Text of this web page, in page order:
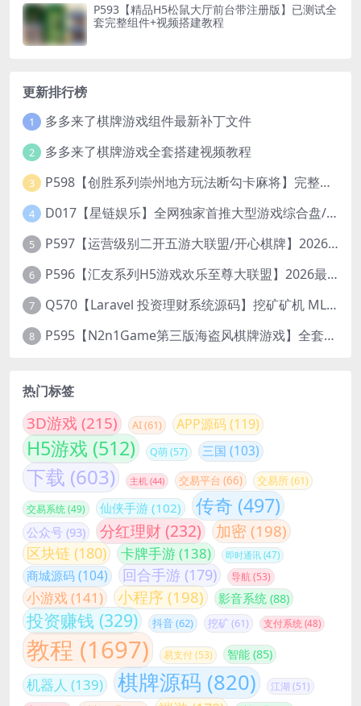
P593【精品H5松鼠大厅前台带注册版】已测试全
套完整组件+视频搭建教程
更新排行榜
1 多多来了棋牌游戏组件最新补丁文件
2 多多来了棋牌游戏全套搭建视频教程
3 P598【创胜系列崇州地方玩法断勾卡麻将】完整服务器组件+双端APP+授权机+通用视频教程
4 D017【星链娱乐】全网独家首推大型游戏综合盘/体育/PG/电竟/电玩大型综合体
5 P597【运营级别二开五游大联盟/开心棋牌】2026最新整理完整服务器组件+双端APP+完美AI机器人+超详细视频教程
6 P596【汇友系列H5游戏欢乐至尊大联盟】2026最新整理Linux系统最新组件+搭建教程
7 Q570【Laravel 投资理财系统源码】挖矿矿机 MLM分销 带后台
8 P595【N2n1Game第三版海盗风棋牌游戏】全套完整源码v8.0.0.1含android、ios、pc源码+布署文档+视频教程
热门标签
3D游戏 (215) AI(61) APP源码(119)
H5游戏 (512) Q萌(57) 三国 (103)
下载 (603) 主机 (44) 交易平台 (66) 交易所(61)
交易系统 (49) 仙侠手游 (102) 传奇 (497)
公众号 (93) 分红理财 (232) 加密 (198)
区块链 (180) 卡牌手游(138) 即时通讯 (47)
商城源码(104) 回合手游 (179) 导航(53)
小游戏 (141) 小程序 (198) 影音系统 (88)
投资赚钱 (329) 抖音(62) 挖矿(61) 支付系统 (48)
教程 (1697) 易支付(53) 智能 (85)
机器人 (139) 棋牌源码 (820) 江湖 (51)